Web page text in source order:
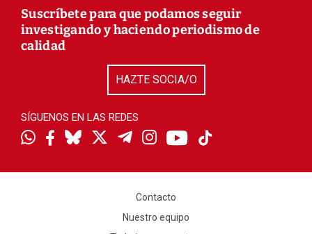
Suscríbete para que podamos seguir
investigando y haciendo periodismo de
calidad
HAZTE SOCIA/O
SÍGUENOS EN LAS REDES
Contacto
Nuestro equipo